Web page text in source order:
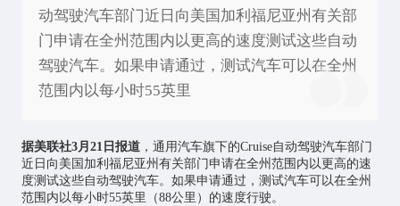
动驾驶汽车部门近日向美国加利福尼亚州有关部
门申请在全州范围内以更高的速度测试这些自动
驾驶汽车。如果申请通过，测试汽车可以在全州
范围内以每小时55英里
据美联社3月21日报道，通用汽车旗下的Cruise自动驾驶汽车部门
近日向美国加利福尼亚州有关部门申请在全州范围内以更高的速
度测试这些自动驾驶汽车。如果申请通过，测试汽车可以在全州
范围内以每小时55英里（88公里）的速度行驶。